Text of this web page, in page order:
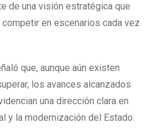
de una visión estratégica que
competir en escenarios cada vez
que, aunque aún existen
los avances alcanzados
una dirección clara en
y la modernización del Estado.